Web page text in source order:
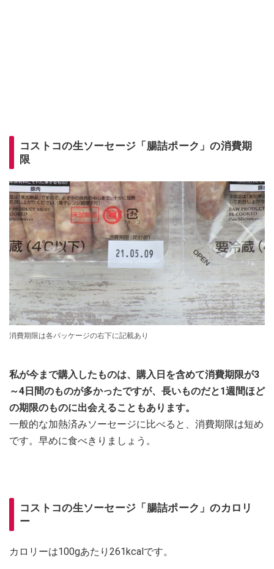
コストコの生ソーセージ「腸詰ポーク」の消費期
限
消費期限は各パッケージの右下に記載あり
私が今まで購入したものは、購入日を含めて消費期限が3
～4日間のものが多かったですが、長いものだと1週間ほど
の期限のものに出会えることもあります。
一般的な加熱済みソーセージに比べると、消費期限は短め
です。早めに食べきりましょう。
コストコの生ソーセージ「腸詰ポーク」のカロリ
ー
カロリーは100gあたり261kcalです。